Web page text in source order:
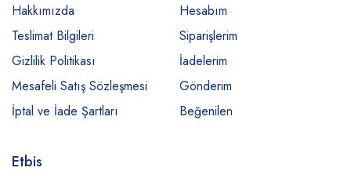
Hakkımızda
Teslimat Bilgileri
Gizlilik Politikası
Mesafeli Satış Sözleşmesi
İptal ve İade Şartları
Hesabım
Siparişlerim
İadelerim
Gönderim
Beğenilen
Etbis